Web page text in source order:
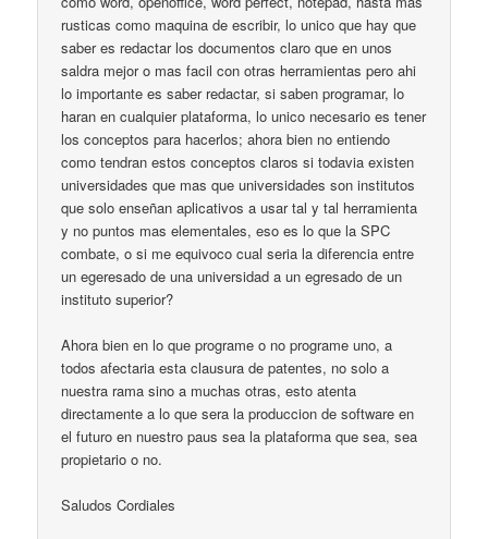
rusticas como maquina de escribir, lo unico que hay que
saber es redactar los documentos claro que en unos
saldra mejor o mas facil con otras herramientas pero ahi
lo importante es saber redactar, si saben programar, lo
haran en cualquier plataforma, lo unico necesario es tener
los conceptos para hacerlos; ahora bien no entiendo
como tendran estos conceptos claros si todavia existen
universidades que mas que universidades son institutos
que solo enseñan aplicativos a usar tal y tal herramienta
y no puntos mas elementales, eso es lo que la SPC
combate, o si me equivoco cual seria la diferencia entre
un egeresado de una universidad a un egresado de un
instituto superior?
Ahora bien en lo que programe o no programe uno, a
todos afectaria esta clausura de patentes, no solo a
nuestra rama sino a muchas otras, esto atenta
directamente a lo que sera la produccion de software en
el futuro en nuestro paus sea la plataforma que sea, sea
propietario o no.
Saludos Cordiales